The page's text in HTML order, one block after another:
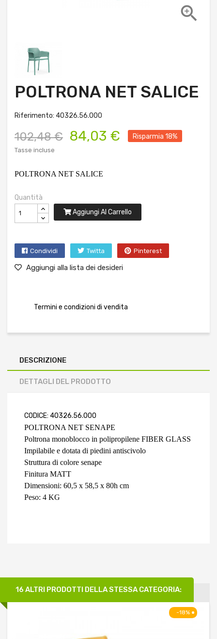

POLTRONA NET SALICE
Riferimento: 40326.56.000
102,48 € 84,03 € Risparmia 18%
Tasse incluse
POLTRONA NET SALICE
Quantità
Aggiungi Al Carrello
Condividi Twitta Pinterest
Aggiungi alla lista dei desideri
Termini e condizioni di vendita
DESCRIZIONE
DETTAGLI DEL PRODOTTO
CODICE: 40326.56.000
POLTRONA NET SENAPE
Poltrona monoblocco in polipropilene FIBER GLASS
Impilabile e dotata di piedini antiscivolo
Struttura di colore senape
Finitura MATT
Dimensioni: 60,5 x 58,5 x 80h cm
Peso: 4 KG
16 ALTRI PRODOTTI DELLA STESSA CATEGORIA:
-18%